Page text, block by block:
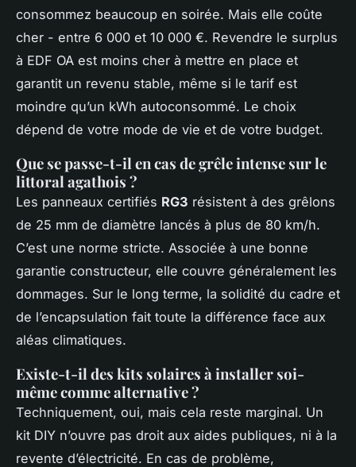
consommez beaucoup en soirée. Mais elle coûte
cher - entre 6 000 et 10 000 €. Revendre le surplus
à EDF OA est moins cher à mettre en place et
garantit un revenu stable, même si le tarif est
moindre qu’un kWh autoconsommé. Le choix
dépend de votre mode de vie et de votre budget.
Que se passe-t-il en cas de grêle intense sur le
littoral agathois ?
Les panneaux certifiés RG3 résistent à des grêlons
de 25 mm de diamètre lancés à plus de 80 km/h.
C’est une norme stricte. Associée à une bonne
garantie constructeur, elle couvre généralement les
dommages. Sur le long terme, la solidité du cadre et
de l’encapsulation fait toute la différence face aux
aléas climatiques.
Existe-t-il des kits solaires à installer soi-
même comme alternative ?
Techniquement, oui, mais cela reste marginal. Un
kit DIY n’ouvre pas droit aux aides publiques, ni à la
revente d’électricité. En cas de problème,